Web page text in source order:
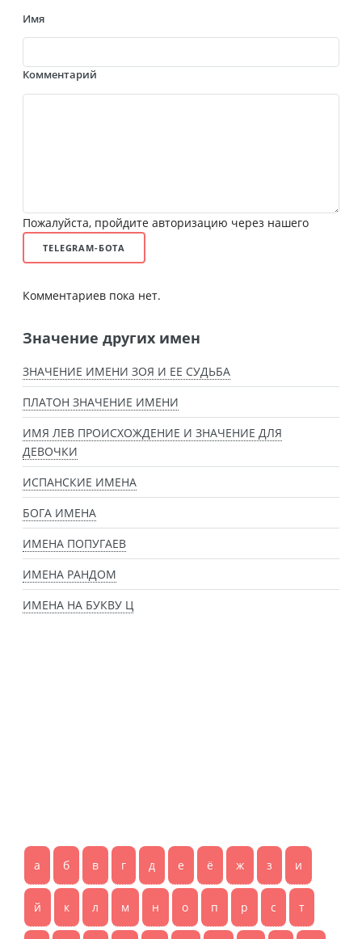
Имя
Комментарий
Пожалуйста, пройдите авторизацию через нашего
TELEGRAM-БОТА
Комментариев пока нет.
Значение других имен
ЗНАЧЕНИЕ ИМЕНИ ЗОЯ И ЕЕ СУДЬБА
ПЛАТОН ЗНАЧЕНИЕ ИМЕНИ
ИМЯ ЛЕВ ПРОИСХОЖДЕНИЕ И ЗНАЧЕНИЕ ДЛЯ
ДЕВОЧКИ
ИСПАНСКИЕ ИМЕНА
БОГА ИМЕНА
ИМЕНА ПОПУГАЕВ
ИМЕНА РАНДОМ
ИМЕНА НА БУКВУ Ц
а б в г д е ё ж з и
й к л м н о п р с т